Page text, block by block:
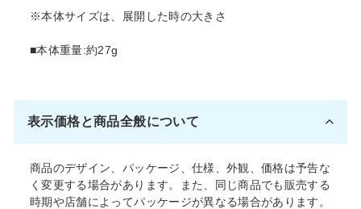
※本体サイズは、展開した時の大きさ
■本体重量:約27g
表示価格と商品全般について
商品のデザイン、パッケージ、仕様、外観、価格は予告な
く変更する場合があります。また、同じ商品でも販売する
時期や店舗によってパッケージが異なる場合があります。